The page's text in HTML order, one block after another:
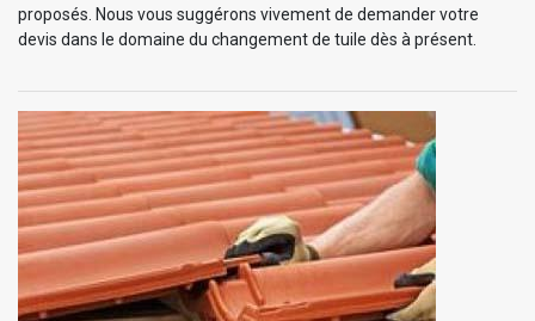
proposés. Nous vous suggérons vivement de demander votre
devis dans le domaine du changement de tuile dès à présent.